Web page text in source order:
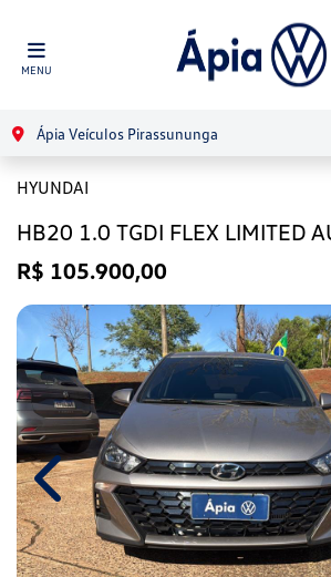
MENU
Ápia Veículos Pirassununga
HYUNDAI
HB20 1.0 TGDI FLEX LIMITED
R$ 105.900,00
Previous